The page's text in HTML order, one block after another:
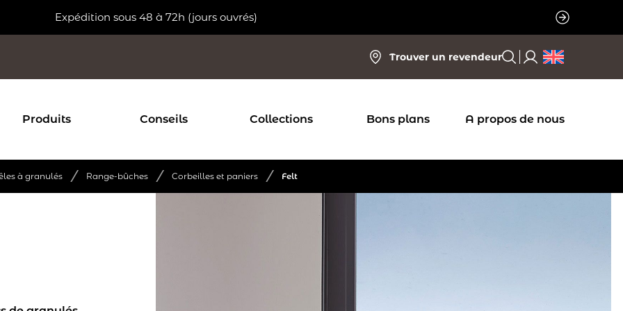
Expédition sous 48 à 72h (jours ouvrés)
Trouver un revendeur
Produits Conseils Collections Bons plans A propos de nous
à granulés / Range-bûches / Corbeilles et paniers / Felt